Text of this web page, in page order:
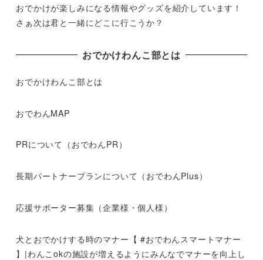
おでかけが楽しみになる情報やグッズを紹介しています！
さぁ次は君と一緒にどこに行こうか？
おでかけわんこ部とは
おでかけわんこ部とは
おでわんMAP
PRについて（おでわんPR）
長期パートナープランについて（おでわんPlus）
応援サポーター募集（企業様・個人様）
犬とおでかけする時のマナー【 #おでわんスマートマナー
】|わんこokの施設が増えるようにみんなでマナーを向上し